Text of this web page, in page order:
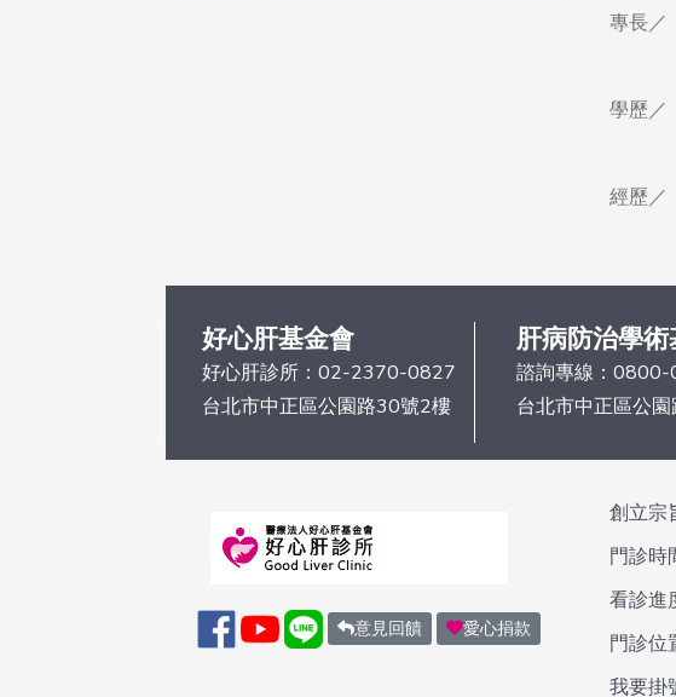
專長／
學歷／
經歷／
好心肝基金會
好心肝診所： 02-2370-0827
台北市中正區公園路30號2樓
肝病防治學
諮詢專線： 0800-
台北市中正區公
意見回饋 愛心捐款
創立宗
門診時
看診進
門診位
我要掛